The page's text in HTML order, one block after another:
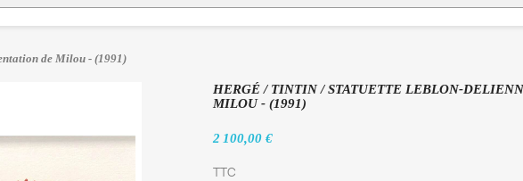
de Milou - (1991)
HERGÉ / TINTIN / STATUETTE LEBLON-
MILOU - (1991)
2 100,00 €
TTC